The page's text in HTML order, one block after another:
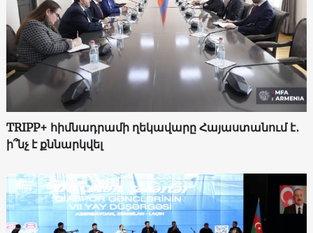
TRIPP+ հիմնադրամի ղեկավարը Հայաստանում է․
ի՞նչ է քննարկվել